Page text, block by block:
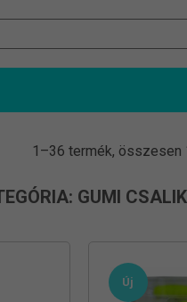
1–36 termék, összesen
GUMI CSALIK
Új